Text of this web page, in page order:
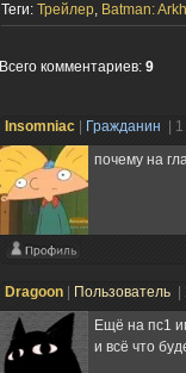
Теги: Трейлер, Batman:
Всего комментариев: 9
Insomniac Гражданин
|
почему на
Dragооn Пользователь
Ещё на пс1
и всё что